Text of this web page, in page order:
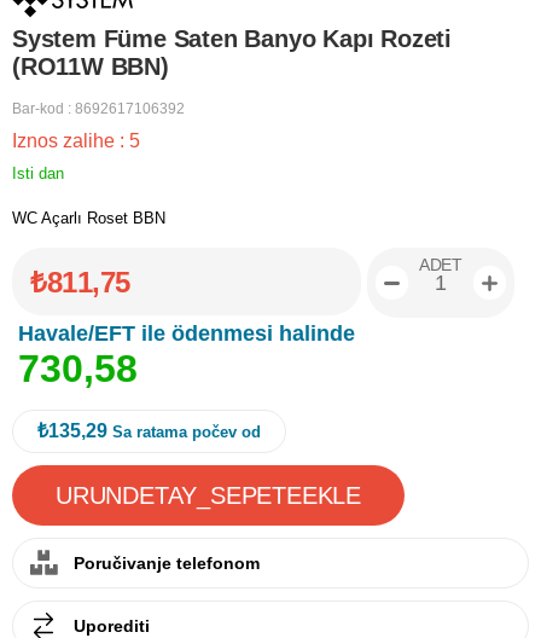
System Füme Saten Banyo Kapı Rozeti
(RO11W BBN)
Bar-kod : 8692617106392
Iznos zalihe : 5
Isti dan
WC Açarlı Roset BBN
₺811,75
Havale/EFT ile ödenmesi halinde
730,58
ADET
₺135,29 Sa ratama počev od
Poručivanje telefonom
Uporediti